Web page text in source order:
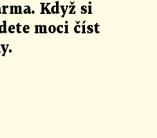
Když si
moci číst
.